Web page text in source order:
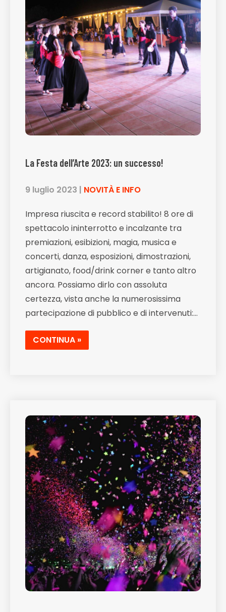
La Festa dell’Arte 2023: un successo!
9 luglio 2023 | NOVITÀ E INFO
Impresa riuscita e record stabilito! 8 ore di
spettacolo ininterrotto e incalzante tra
premiazioni, esibizioni, magia, musica e
concerti, danza, esposizioni, dimostrazioni,
artigianato, food/drink corner e tanto altro
ancora. Possiamo dirlo con assoluta
certezza, vista anche la numerosissima
partecipazione di pubblico e di intervenuti:…
CONTINUA »